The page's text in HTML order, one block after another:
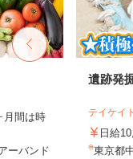
間は時
ーバンド
遺跡発
テイケイ
日給
東京都